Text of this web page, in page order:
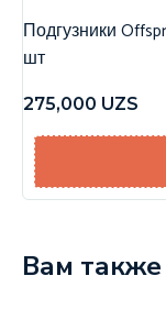
Подгузники
шт
275,000 UZS
Вам